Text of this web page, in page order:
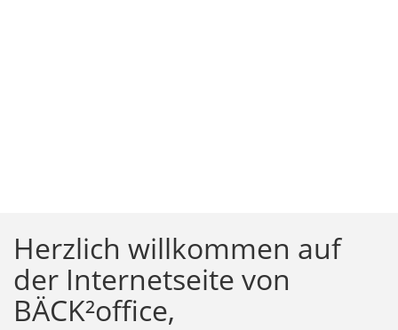
Herzlich willkommen auf
der Internetseite von
BÄCK²office,